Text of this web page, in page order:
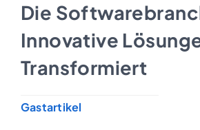
Die
Innovative
Transformiert
Gastartikel